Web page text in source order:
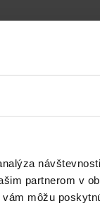
partnerom v
môžu